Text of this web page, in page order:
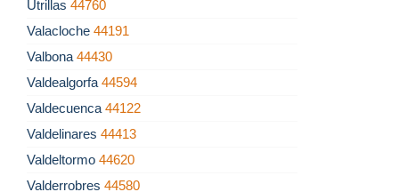
Utrillas 44760
Valacloche 44191
Valbona 44430
Valdealgorfa 44594
Valdecuenca 44122
Valdelinares 44413
Valdeltormo 44620
Valderrobres 44580